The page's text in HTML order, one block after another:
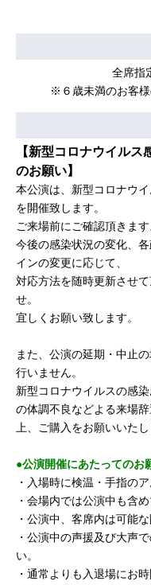
全席指
※６歳未満のお客様
【新型コロナウイル
のお願い】
本公演は、新型コロナウ
を開催致します。
ご来場前にご確認頂きま
今後の感染状況の変化、
インの変更に応じて、
対応方法を随時更新させ
せ。
宜しくお願い致します。
また、公演の延期・中止
行いません。
新型コロナウイルスの感
の体調不良などよる来場
上、ご購入をお願いいたし
●公演開催にあたってのお
・入場時に検温・手指の
・会場内では公演中も含
・公演中、客席内は可能
・公演中の声援及び大声
い。
・通常よりも入退場にお